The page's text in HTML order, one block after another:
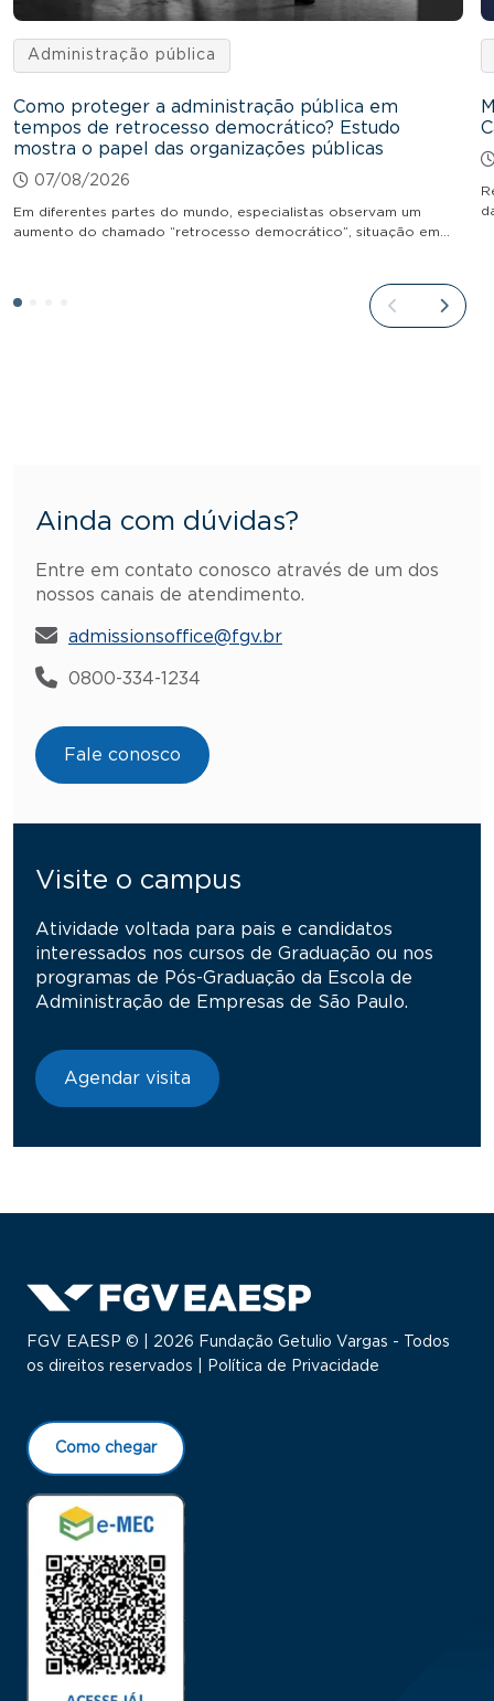
Administração pública
Como proteger a administração pública em
tempos de retrocesso democrático? Estudo
mostra o papel das organizações públicas
07/08/2026
Em diferentes partes do mundo, especialistas observam um
aumento do chamado “retrocesso democrático”, situação em…
Ainda com dúvidas?
Entre em contato conosco através de um dos
nossos canais de atendimento.
admissionsoffice@fgv.br
0800-334-1234
Fale conosco
Visite o campus
Atividade voltada para pais e candidatos
interessados nos cursos de Graduação ou nos
programas de Pós-Graduação da Escola de
Administração de Empresas de São Paulo.
Agendar visita
FGV EAESP © | 2026 Fundação Getulio Vargas - Todos
os direitos reservados |
Política de Privacidade
Como chegar